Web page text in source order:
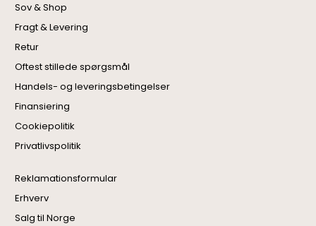
Sov & Shop
Fragt & Levering
Retur
Oftest stillede spørgsmål
Handels- og leveringsbetingelser
Finansiering
Cookiepolitik
Privatlivspolitik
Reklamationsformular
Erhverv
Salg til Norge